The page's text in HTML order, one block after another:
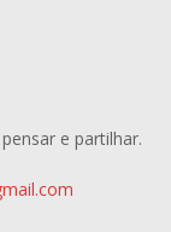
e partilhar.